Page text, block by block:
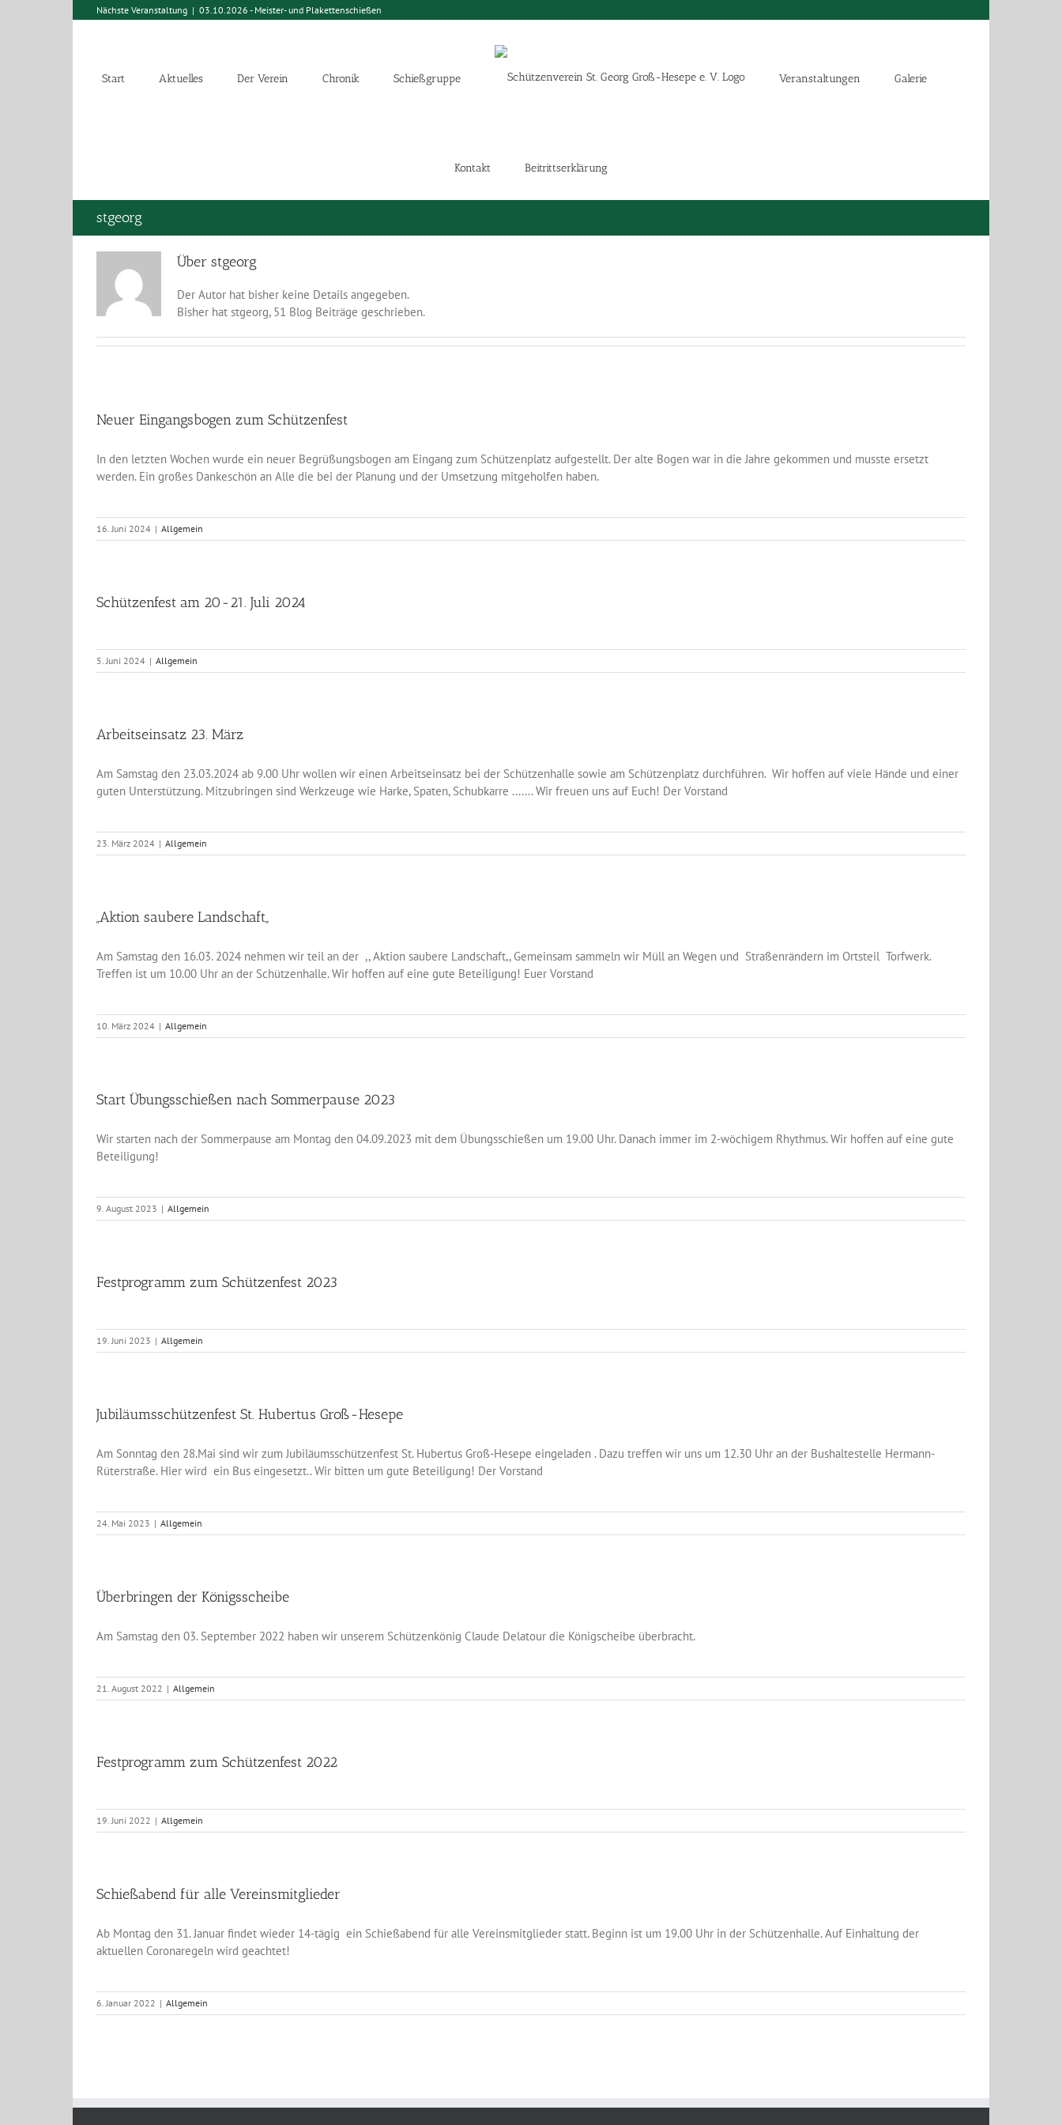
Nächste Veranstaltung | 03.10.2026 - Meister- und Plakettenschießen
Start Aktuelles Der Verein Chronik Schießgruppe Veranstaltungen Galerie
Kontakt Beitrittserklärung
stgeorg
Über stgeorg
Der Autor hat bisher keine Details angegeben.
Bisher hat stgeorg, 51 Blog Beiträge geschrieben.
Neuer Eingangsbogen zum Schützenfest
In den letzten Wochen wurde ein neuer Begrüßungsbogen am Eingang zum Schützenplatz aufgestellt. Der alte Bogen war in die Jahre gekommen und musste ersetzt
werden. Ein großes Dankeschön an Alle die bei der Planung und der Umsetzung mitgeholfen haben.
16. Juni 2024 | Allgemein
Schützenfest am 20-21. Juli 2024
5. Juni 2024 | Allgemein
Arbeitseinsatz 23. März
Am Samstag den 23.03.2024 ab 9.00 Uhr wollen wir einen Arbeitseinsatz bei der Schützenhalle sowie am Schützenplatz durchführen. Wir hoffen auf viele Hände und einer
guten Unterstützung. Mitzubringen sind Werkzeuge wie Harke, Spaten, Schubkarre ....... Wir freuen uns auf Euch! Der Vorstand
23. März 2024 | Allgemein
,,Aktion saubere Landschaft,,
Am Samstag den 16.03. 2024 nehmen wir teil an der ,, Aktion saubere Landschaft,, Gemeinsam sammeln wir Müll an Wegen und Straßenrändern im Ortsteil Torfwerk.
Treffen ist um 10.00 Uhr an der Schützenhalle. Wir hoffen auf eine gute Beteiligung! Euer Vorstand
10. März 2024 | Allgemein
Start Übungsschießen nach Sommerpause 2023
Wir starten nach der Sommerpause am Montag den 04.09.2023 mit dem Übungsschießen um 19.00 Uhr. Danach immer im 2-wöchigem Rhythmus. Wir hoffen auf eine gute
Beteiligung!
9. August 2023 | Allgemein
Festprogramm zum Schützenfest 2023
19. Juni 2023 | Allgemein
Jubiläumsschützenfest St. Hubertus Groß-Hesepe
Am Sonntag den 28.Mai sind wir zum Jubiläumsschützenfest St. Hubertus Groß-Hesepe eingeladen . Dazu treffen wir uns um 12.30 Uhr an der Bushaltestelle Hermann-
Rüterstraße. Hier wird ein Bus eingesetzt.. Wir bitten um gute Beteiligung! Der Vorstand
24. Mai 2023 | Allgemein
Überbringen der Königsscheibe
Am Samstag den 03. September 2022 haben wir unserem Schützenkönig Claude Delatour die Königscheibe überbracht.
21. August 2022 | Allgemein
Festprogramm zum Schützenfest 2022
19. Juni 2022 | Allgemein
Schießabend für alle Vereinsmitglieder
Ab Montag den 31. Januar findet wieder 14-tägig ein Schießabend für alle Vereinsmitglieder statt. Beginn ist um 19.00 Uhr in der Schützenhalle. Auf Einhaltung der
aktuellen Coronaregeln wird geachtet!
6. Januar 2022 | Allgemein